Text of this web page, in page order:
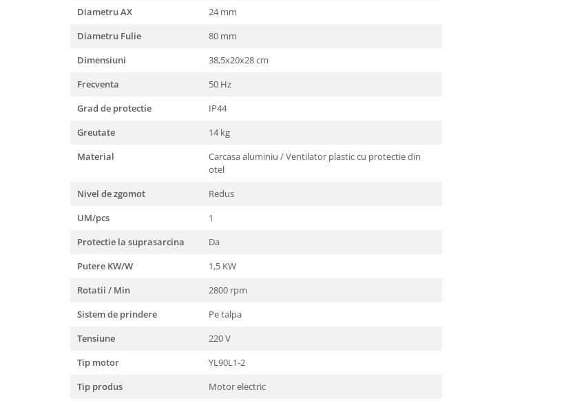
Sobe pe gaz & electrice
Suflante & Aspiratoare
Ventilatoare & Sisteme Racire
Foarfeci tuns oi
Diametru AX
24 mm
Diametru Fulie
80 mm
Dimensiuni
38,5x20x28 cm
Frecventa
50 Hz
Grad de protectie
IP44
Greutate
14 kg
Material
Carcasa aluminiu / Ventilator plastic cu protectie din
otel
Nivel de zgomot
Redus
UM/pcs
1
Protectie la suprasarcina
Da
Putere KW/W
1,5 KW
Rotatii / Min
2800 rpm
Sistem de prindere
Pe talpa
Tensiune
220 V
Tip motor
YL90L1-2
Tip produs
Motor electric